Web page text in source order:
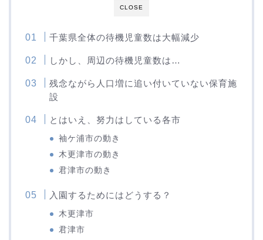
CLOSE
千葉県全体の待機児童数は大幅減少
しかし、周辺の待機児童数は…
残念ながら人口増に追い付いていない保育施
設
とはいえ、努力はしている各市
袖ケ浦市の動き
木更津市の動き
君津市の動き
入園するためにはどうする？
木更津市
君津市